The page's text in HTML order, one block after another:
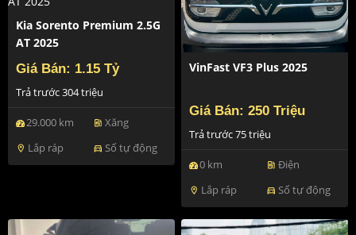
Kia Sorento Premium 2.5G
AT 2025
Giá Bán: 1.15 Tỷ
Trả trước 304 triệu
29.000 km ev_station Xăng
location_on Lắp ráp directions_car Số tự động
VinFast VF3 Plus 2025
Giá Bán: 250 Triệu
Trả trước 75 triệu
0 km ev_station Điện
location_on Lắp ráp directions_car Số tự động